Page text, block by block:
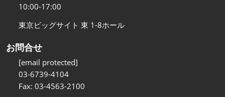
10:00-17:00
東京ビッグサイト 東 1-8ホール
お問合せ
[email protected]
03-6739-4104
Fax: 03-4563-2100